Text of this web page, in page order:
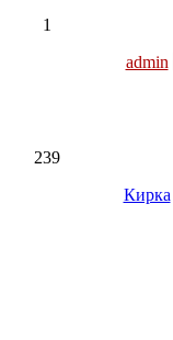
1
admin
239
Кирка